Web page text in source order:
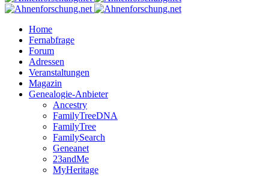
Home
Fernabfrage
Forum
Adressen
Veranstaltungen
Magazin
Genealogie-Anbieter
Ancestry
FamilyTreeDNA
FamilyTree
FamilySearch
Geneanet
23andMe
MyHeritage